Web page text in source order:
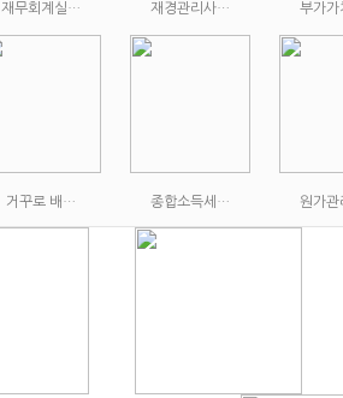
재무회계실… 재경관리사… 부가
거꾸로 배… 종합소득세… 원가